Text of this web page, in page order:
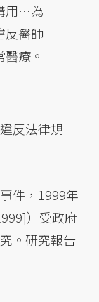
用…為
反醫師
療。
反法律規
件，1999年
）受政府
。研究報告